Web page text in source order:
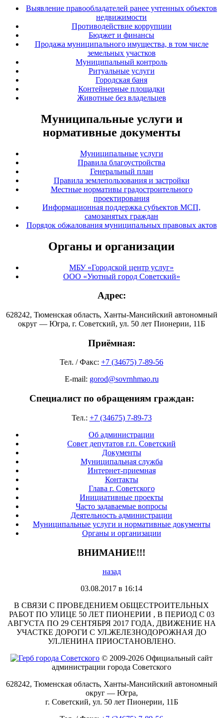
Выявление правообладателей ранее учтенных объектов
недвижимости
Противодействие коррупции
Бюджет и финансы
Продажа муниципального имущества, в том числе
земельных участков
Муниципальный контроль
Ритуальные услуги
Городская баня
Контейнерные площадки
Животные без владельцев
Муниципальные услуги и
нормативные документы
Муниципальные услуги
Правила благоустройства
Генеральный план
Правила землепользования и застройки
Местные нормативы градостроительного
проектирования
Информационная поддержка субъектов МСП,
самозанятых граждан
Порядок обжалования муниципальных правовых актов
Органы и организации
МБУ «Городской центр услуг»
ООО «Уютный город Советский»
Адрес:
628242, Тюменская область, Ханты-Мансийский автономный
округ — Югра, г. Советский, ул. 50 лет Пионерии, 11Б
Приёмная:
Тел. / Факс: +7 (34675) 7-89-56
E-mail: gorod@sovrnhmao.ru
Специалист по обращениям граждан:
Тел.: +7 (34675) 7-89-73
Об администрации
Совет депутатов г.п. Советский
Документы
Муниципальная служба
Интернет-приемная
Контакты
Глава г. Советского
Инициативные проекты
Часто задаваемые вопросы
Деятельность администрации
Муниципальные услуги и нормативные документы
Органы и организации
ВНИМАНИЕ!!!
назад
03.08.2017 в 16:14
В СВЯЗИ С ПРОВЕДЕНИЕМ ОБЩЕСТРОИТЕЛЬНЫХ
РАБОТ ПО УЛИЦЕ 50 ЛЕТ ПИОНЕРИИ , В ПЕРИОД С 03
АВГУСТА ПО 29 СЕНТЯБРЯ 2017 ГОДА, ДВИЖЕНИЕ НА
УЧАСТКЕ ДОРОГИ С УЛ.ЖЕЛЕЗНОДОРОЖНАЯ ДО
УЛ.ЛЕНИНА ПРИОСТАНОВЛЕНО.
© 2009-2026 Официальный сайт
администрации города Советского
628242, Тюменская область, Ханты-Мансийский автономный
округ — Югра,
г. Советский, ул. 50 лет Пионерии, 11Б